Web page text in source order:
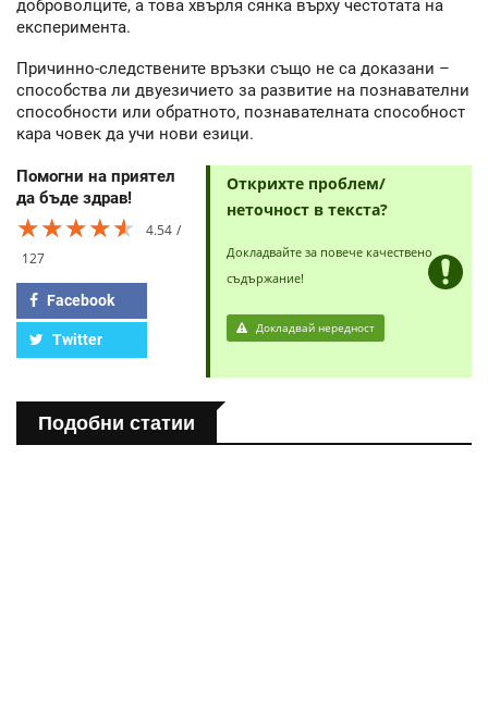
доброволците, а това хвърля сянка върху честотата на
експеримента.
Причинно-следствените връзки също не са доказани –
способства ли двуезичието за развитие на познавателни
способности или обратното, познавателната способност
кара човек да учи нови езици.
Помогни на приятел
да бъде здрав!
★★★★★
★★★★★
★★★★★
4.54
127
Facebook
Twitter
Открихте проблем/
неточност в текста?
Докладвайте за повече качествено
съдържание!
Докладвай нередност
Подобни статии